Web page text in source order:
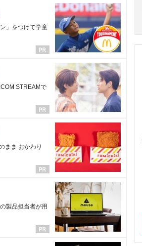
」をつけて学童
STREAMで
まま おかわり
製品担当者が用